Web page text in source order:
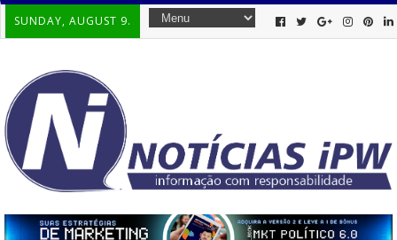
SUNDAY, AUGUST 9.